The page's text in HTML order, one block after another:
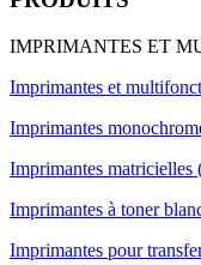
IMPRIMANTES ET
Imprimantes et
Imprimantes
Imprimantes matricielles
Imprimantes à toner
Imprimantes pour